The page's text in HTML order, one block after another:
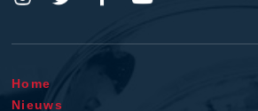
Home
Nieuws